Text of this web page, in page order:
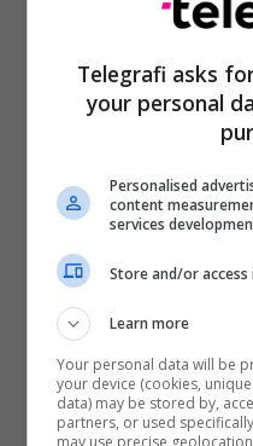
Telegrafi asks
your personal
Personalised
content
services
Store and/or
Learn more
Your personal data will be
your device (cookies,
data) may be stored by,
partners, or used
may use precise